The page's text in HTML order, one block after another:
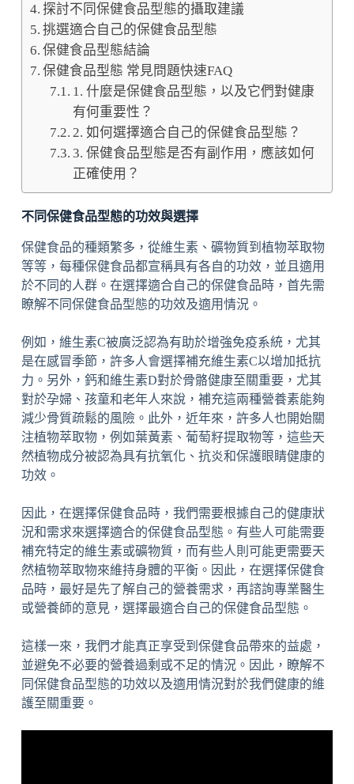
探討不同保健食品型態的攝取建議
挑選適合自己的保健食品型態
保健食品型態結論
保健食品型態 常見問題快速FAQ
1. 什麼是保健食品型態，以及它們對健康
有何重要性？
2. 如何選擇適合自己的保健食品型態？
3. 保健食品型態是否有副作用，應該如何
正確使用？
不同保健食品型態的功效與選擇
保健食品的種類繁多，從維生素、礦物質到植物萃取物
等等，每種保健食品都宣稱具有各自的功效，並且適用
於不同的人群。在選擇適合自己的保健食品時，首先需
瞭解不同保健食品型態的功效及適用情況。
例如，維生素C被廣泛認為有助於增強免疫系統，尤其
是在感冒季節，許多人會選擇補充維生素C以增加抵抗
力。另外，鈣和維生素D對於骨骼健康至關重要，尤其
對於孕婦、孩童和老年人來說，補充這兩種營養素能夠
減少骨質疏鬆的風險。此外，近年來，許多人也開始關
注植物萃取物，例如葉黃素、葡萄籽提取物等，這些天
然植物成分被認為具有抗氧化、抗炎和保護眼睛健康的
功效。
因此，在選擇保健食品時，我們需要根據自己的健康狀
況和需求來選擇適合的保健食品型態。有些人可能需要
補充特定的維生素或礦物質，而有些人則可能更需要天
然植物萃取物來維持身體的平衡。因此，在選擇保健食
品時，最好是先了解自己的營養需求，再諮詢專業醫生
或營養師的意見，選擇最適合自己的保健食品型態。
這樣一來，我們才能真正享受到保健食品帶來的益處，
並避免不必要的營養過剩或不足的情況。因此，瞭解不
同保健食品型態的功效以及適用情況對於我們健康的維
護至關重要。